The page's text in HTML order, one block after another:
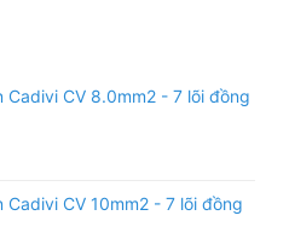
Cadivi CV 8.0mm2 - 7 lõi đồng
Cadivi CV 10mm2 - 7 lõi đồng